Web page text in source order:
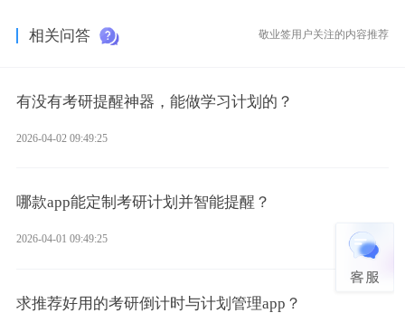
相关问答 敬业签用户关注的内容推荐
有没有考研提醒神器，能做学习计划的？
2026-04-02 09:49:25
哪款app能定制考研计划并智能提醒？
2026-04-01 09:49:25
求推荐好用的考研倒计时与计划管理app？